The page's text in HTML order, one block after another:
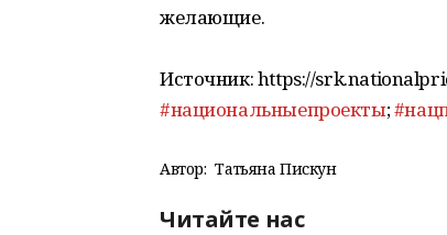
желающие.
Источник: https://
#национальныепроекты;
Автор: Татьяна Пискун
Читайте нас